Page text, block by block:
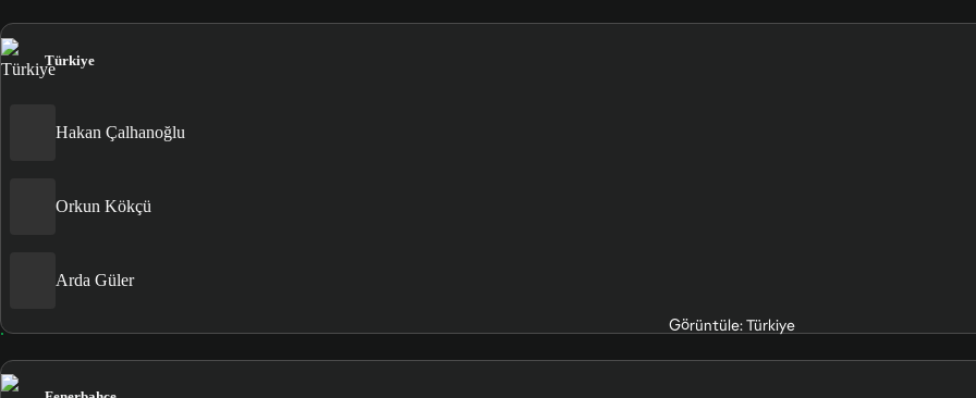
Türkiye
Hakan Çalhanoğlu
Orkun Kökçü
Arda Güler
Görüntüle: Türkiye